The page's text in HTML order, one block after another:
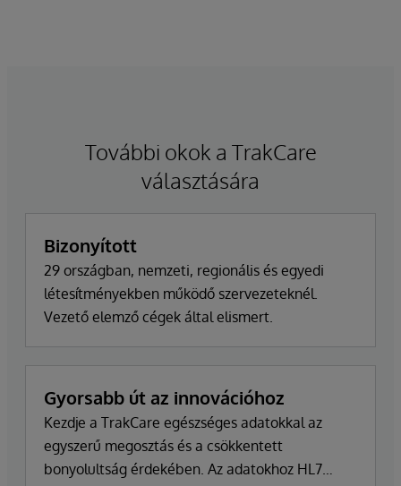
További okok a TrakCare
választására
Bizonyított
29 országban, nemzeti, regionális és egyedi
létesítményekben működő szervezeteknél.
Vezető elemző cégek által elismert.
Gyorsabb út az innovációhoz
Kezdje a TrakCare egészséges adatokkal az
egyszerű megosztás és a csökkentett
bonyolultság érdekében. Az adatokhoz HL7